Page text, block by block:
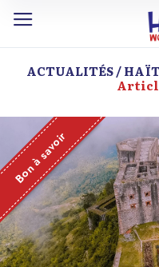
ACTUALITÉS /
Bon à savoir